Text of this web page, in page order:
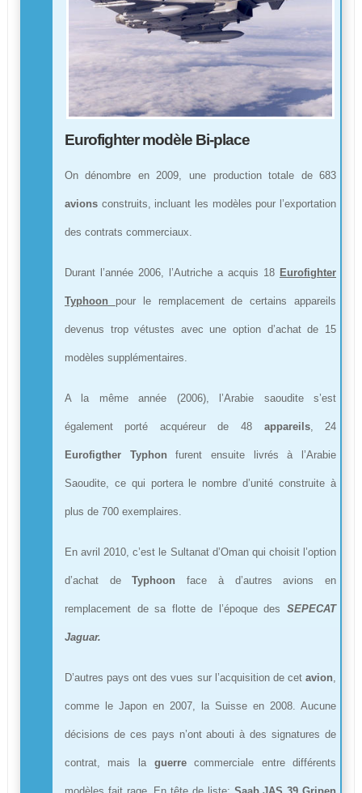
Eurofighter modèle Bi-place
On dénombre en 2009, une production totale de 683
avions construits, incluant les modèles pour l’exportation
des contrats commerciaux.
Durant l’année 2006, l’Autriche a acquis 18 Eurofighter
Typhoon pour le remplacement de certains appareils
devenus trop vétustes avec une option d’achat de 15
modèles supplémentaires.
A la même année (2006), l’Arabie saoudite s’est
également porté acquéreur de 48 appareils, 24
Eurofigther Typhon furent ensuite livrés à l’Arabie
Saoudite, ce qui portera le nombre d’unité construite à
plus de 700 exemplaires.
En avril 2010, c’est le Sultanat d’Oman qui choisit l’option
d’achat deTyphoonface à d’autres avions en
remplacement de sa flotte de l’époque desSEPECAT
Jaguar.
D’autres pays ont des vues sur l’acquisition de cetavion,
comme le Japon en 2007, la Suisse en 2008. Aucune
décisions de ces pays n’ont abouti à des signatures de
contrat, mais la guerrecommerciale entre différents